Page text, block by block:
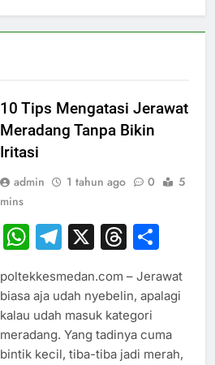
10 Tips Mengatasi Jerawat
Meradang Tanpa Bikin
Iritasi
admin 1 tahun ago 0
5
mins
WhatsApp
Telegram
X
poltekkesmedan.com – Jerawat
biasa aja udah nyebelin, apalagi
kalau udah masuk kategori
meradang. Yang tadinya cuma
bintik kecil, tiba-tiba jadi merah,